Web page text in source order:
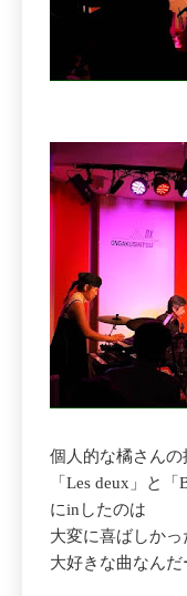
個人的な橘さんの
「Les deux」と
にinしたのは
大変に喜ばしか
大好きな曲なんだ